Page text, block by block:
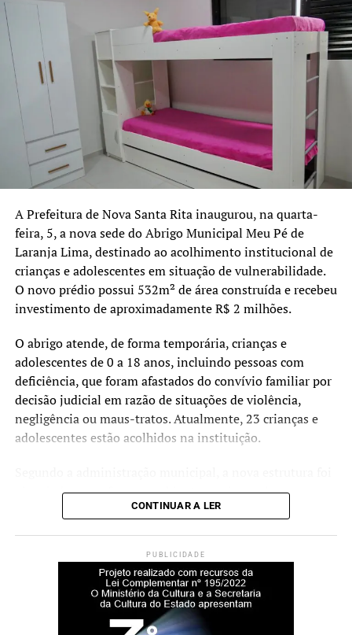
escolas municipais e três escolas estaduais do município.
Segundo os dados informados pelo coletivo, o Rio
Grande do Sul registra atualmente 43 casos de
feminicídio. A proposta dos Bancos Vermelhos é
contribuir para a sensibilização da população e reforçar o
debate sobre a prevenção da violência contra as
mulheres.
A Prefeitura de Nova Santa Rita inaugurou, na quarta-
feira, 5, a nova sede do Abrigo Municipal Meu Pé de
Laranja Lima, destinado ao acolhimento institucional de
crianças e adolescentes em situação de vulnerabilidade.
O novo prédio possui 532m² de área construída e recebeu
investimento de aproximadamente R$ 2 milhões.
O abrigo atende, de forma temporária, crianças e
adolescentes de 0 a 18 anos, incluindo pessoas com
deficiência, que foram afastados do convívio familiar por
decisão judicial em razão de situações de violência,
negligência ou maus-tratos. Atualmente, 23 crianças e
adolescentes estão acolhidos na instituição.
planejada para oferecer ambientes mais amplos,
acessíveis e adequados às necessidades dos acolhidos e
Durante a cerimônia de inauguração, o prefeito Rodrigo
Battistella afirmou que a entrega da nova sede representa
um reforço na estrutura da rede de proteção à infância e à
CONTINUAR A LER
PUBLICIDADE